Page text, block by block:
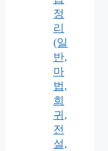
정
리
(일
반,
마
법,
희
귀,
전
설,